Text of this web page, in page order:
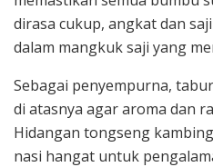
dirasa cukup, angkat dan
dalam mangkuk saji yang
Sebagai penyempurna,
di atasnya agar aroma dan
Hidangan tongseng
nasi hangat untuk